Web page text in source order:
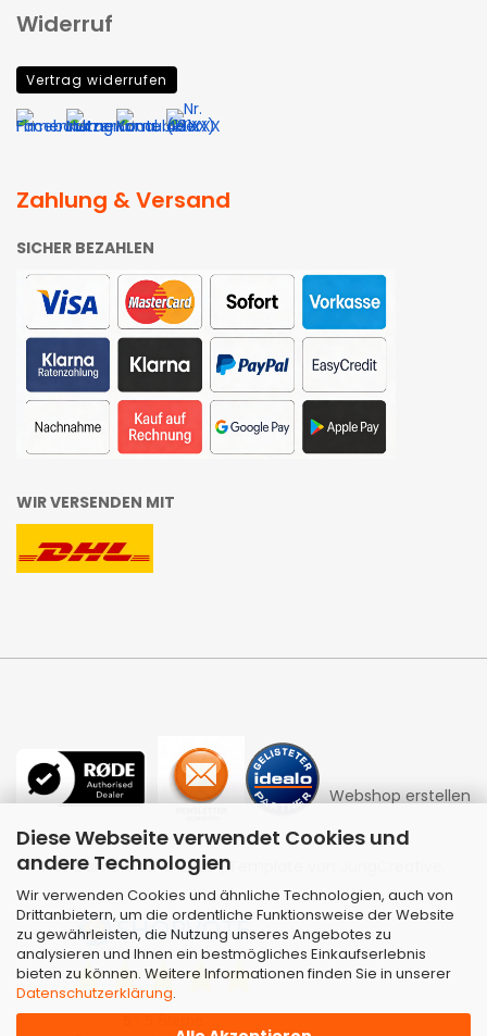
Diese Webseite verwendet Cookies und
andere Technologien
Wir verwenden Cookies und ähnliche Technologien, auch von
Drittanbietern, um die ordentliche Funktionsweise der Website
zu gewährleisten, die Nutzung unseres Angebotes zu
analysieren und Ihnen ein bestmögliches Einkaufserlebnis
bieten zu können. Weitere Informationen finden Sie in unserer
Datenschutzerklärung.
Widerruf
Vertrag widerrufen
Zahlung & Versand
SICHER BEZAHLEN
WIR VERSENDEN MIT
Webshop erstellen
mit Gambio.de © 2026 | Template von